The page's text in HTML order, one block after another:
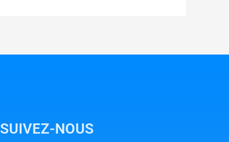
SUIVEZ-NOUS